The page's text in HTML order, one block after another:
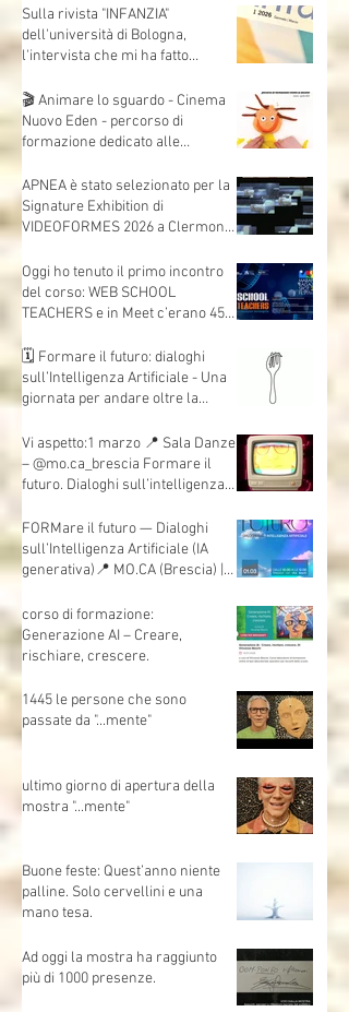
Sulla rivista "INFANZIA"
dell'università di Bologna,
l'intervista che mi ha fatto
nascono dalle mani"
🎬 Animare lo sguardo - Cinema
Nuovo Eden - percorso di
formazione dedicato alle
scuola dell’infanzia e primaria.
APNEA è stato selezionato per la
Signature Exhibition di
VIDEOFORMES 2026 a Clermont-
Oggi ho tenuto il primo incontro
del corso: WEB SCHOOL
TEACHERS e in Meet c’erano 45
territori diversi.
🗓 Formare il futuro: dialoghi
sull’Intelligenza Artificiale - Una
giornata per andare oltre la
sull’AI.
Vi aspetto:1 marzo 📍 Sala Danze
– @mo.ca_brescia Formare il
futuro. Dialoghi sull’intelligenza
FORMare il futuro — Dialoghi
sull’Intelligenza Artificiale (IA
generativa)📍 MO.CA (Brescia) |
gratuito
corso di formazione:
Generazione AI – Creare,
rischiare, crescere.
1445 le persone che sono
passate da "...mente"
ultimo giorno di apertura della
mostra "...mente"
Buone feste: Quest’anno niente
palline. Solo cervellini e una
mano tesa.
Ad oggi la mostra ha raggiunto
più di 1000 presenze.